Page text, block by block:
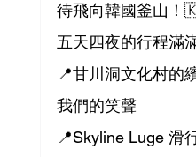
待飛向韓國釜山
五天四夜的行程滿
📍甘川洞文化村的
我們的笑聲
📍Skyline Luge 滑